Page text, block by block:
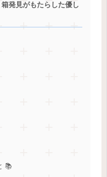
発見がもたらした優し
📚